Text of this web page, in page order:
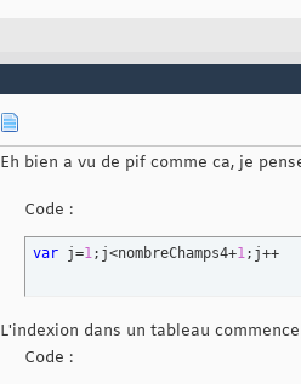
Eh bien a vu de pif comme ca, je
Code :
var j=1;j<nombreChamps4+1;j++
L'indexion dans un tableau
Code :